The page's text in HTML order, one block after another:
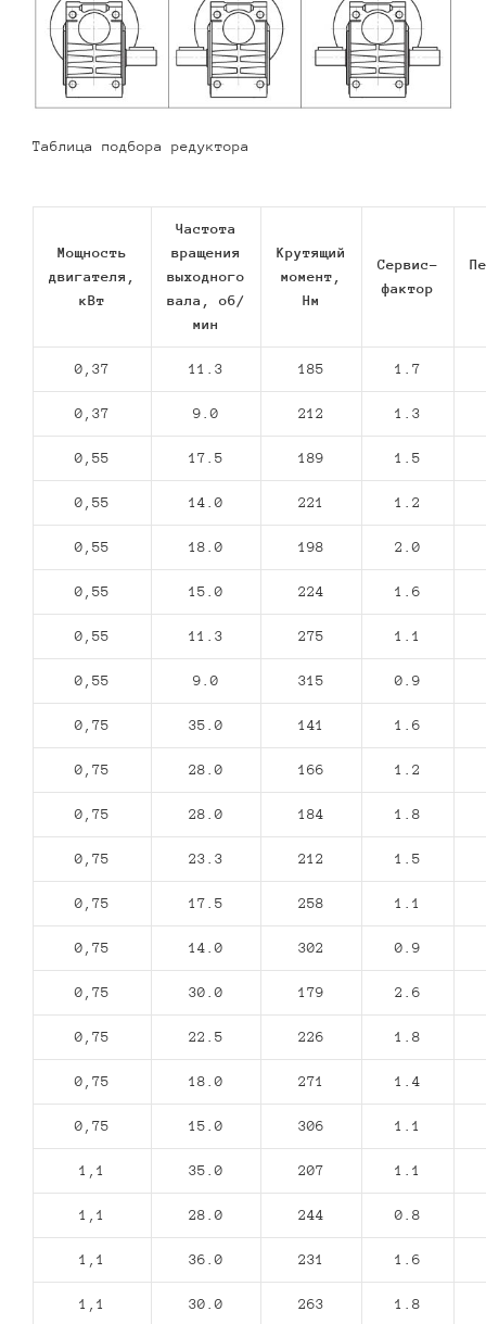
Таблица подбора редуктора
Мощность
двигателя,
кВт
Частота
вращения
выходного
вала, об/
мин
Крутящий
момент,
Нм
Сервис-
фактор
0,37 11.3 185 1.7
0,37 9.0 212 1.3
0,55 17.5 189 1.5
0,55 14.0 221 1.2
0,55 18.0 198 2.0
0,55 15.0 224 1.6
0,55 11.3 275 1.1
0,55 9.0 315 0.9
0,75 35.0 141 1.6
0,75 28.0 166 1.2
0,75 28.0 184 1.8
0,75 23.3 212 1.5
0,75 17.5 258 1.1
0,75 14.0 302 0.9
0,75 30.0 179 2.6
0,75 22.5 226 1.8
0,75 18.0 271 1.4
0,75 15.0 306 1.1
1,1 35.0 207 1.1
1,1 28.0 244 0.8
1,1 36.0 231 1.6
1,1 30.0 263 1.8